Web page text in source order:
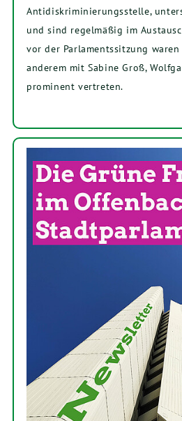
Antidiskriminierungsstelle,
und sind regelmäßig im
vor der Parlamentssitzung
anderem mit Sabine Groß,
prominent vertreten.